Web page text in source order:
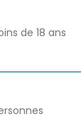
de 18 ans